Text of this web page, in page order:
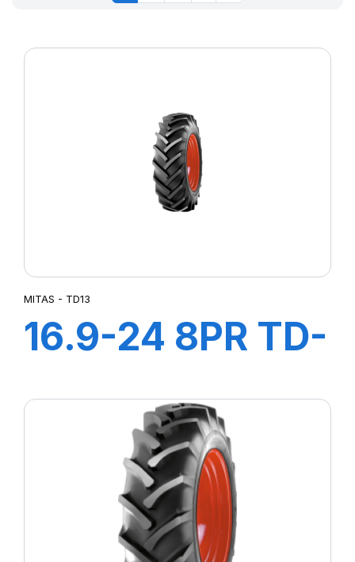
MITAS - TD13
16.9-24 8PR TD-